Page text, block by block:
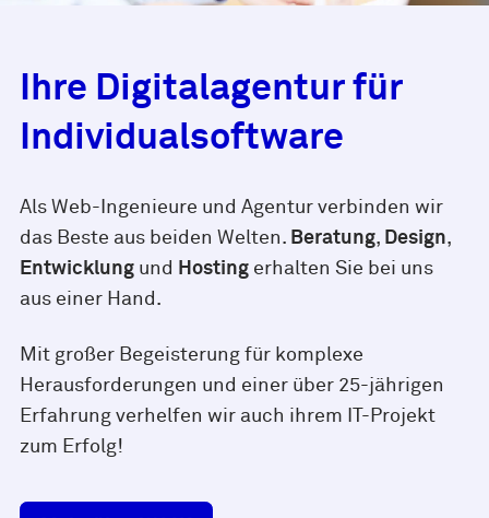
Ihre Digitalagentur für
Individualsoftware
Als Web-Ingenieure und Agentur verbinden wir
das Beste aus beiden Welten. Beratung, Design,
Entwicklung und Hosting erhalten Sie bei uns
aus einer Hand.
Mit großer Begeisterung für komplexe
Herausforderungen und einer über 25-jährigen
Erfahrung verhelfen wir auch ihrem IT-Projekt
zum Erfolg!